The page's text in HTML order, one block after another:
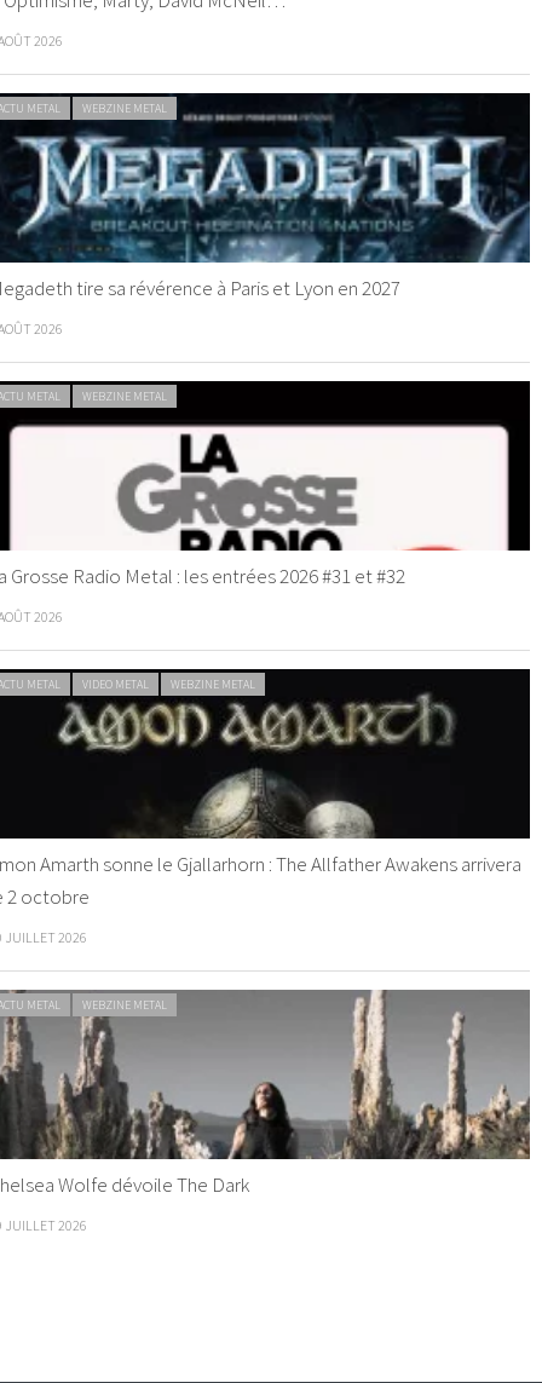
2026
METAL WEBZINE METAL
tire sa révérence à Paris et Lyon en 2027
2026
METAL WEBZINE METAL
Grosse Radio Metal : les entrées 2026 #31 et #32
2026
METAL VIDEO METAL WEBZINE METAL
Amarth sonne le Gjallarhorn : The Allfather Awakens arrivera
2 octobre
JUILLET 2026
METAL WEBZINE METAL
Wolfe dévoile The Dark
JUILLET 2026